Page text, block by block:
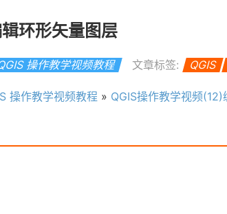
环形矢量图层
操作教学视频教程 文章标签: QGIS
操作教学视频教程 » QGIS操作教学视频